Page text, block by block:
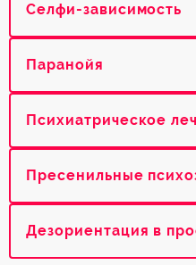
Селфи-зависимость
Паранойя
Психиатрическое
Пресенильные
Дезориентация в